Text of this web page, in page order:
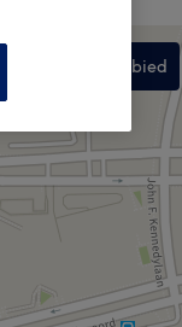
Zoek dit gebied